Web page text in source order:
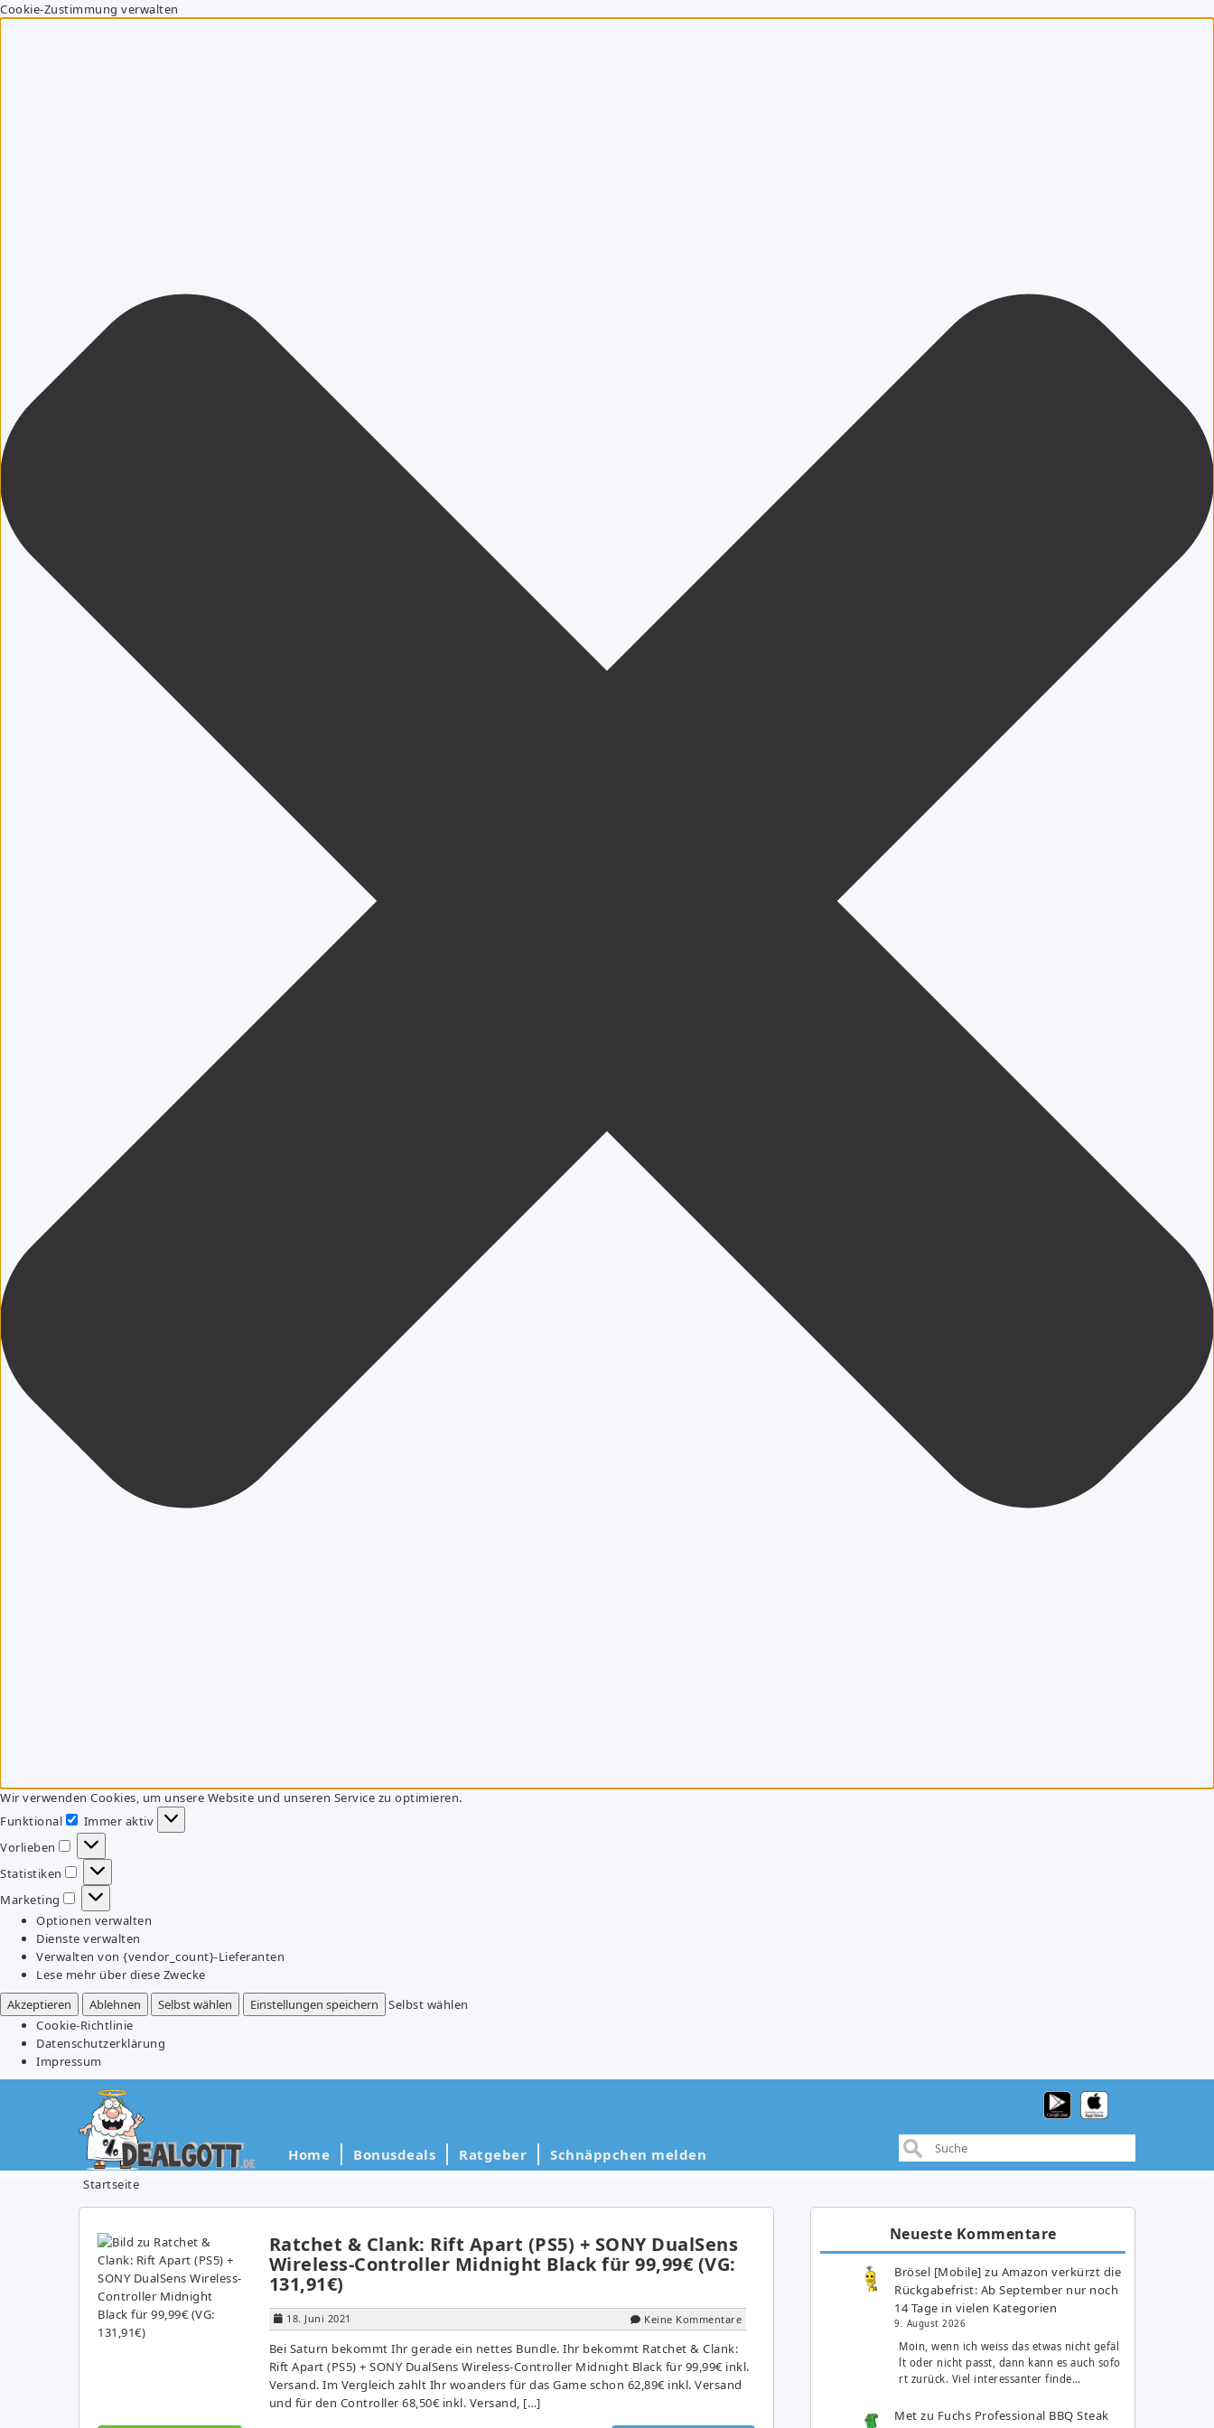
Cookie-Zustimmung verwalten
Wir verwenden Cookies, um unsere Website und unseren Service zu optimieren.
Funktional
Funktional
Immer aktiv
Vorlieben
Vorlieben
Statistiken
Statistiken
Marketing
Marketing
Optionen verwalten
Dienste verwalten
Verwalten von {vendor_count}-Lieferanten
Lese mehr über diese Zwecke
Akzeptieren
Ablehnen Selbst wählen Einstellungen speichern
Selbst wählen
Cookie-Richtlinie
Datenschutzerklärung
Impressum
Home Bonusdeals Ratgeber Schnäppchen melden
Startseite
Ratchet & Clank: Rift Apart (PS5) + SONY DualSens
Wireless-Controller Midnight Black für 99,99€ (VG:
131,91€)
18. Juni 2021 Keine Kommentare
Bei Saturn bekommt Ihr gerade ein nettes Bundle. Ihr bekommt Ratchet & Clank:
Rift Apart (PS5) + SONY DualSens Wireless-Controller Midnight Black für 99,99€ inkl.
Versand. Im Vergleich zahlt Ihr woanders für das Game schon 62,89€ inkl. Versand
und für den Controller 68,50€ inkl. Versand, […]
Neueste Kommentare
Brösel [Mobile] zu Amazon verkürzt die
Rückgabefrist: Ab September nur noch
14 Tage in vielen Kategorien
9. August 2026
Moin, wenn ich weiss das etwas nicht gefäl
lt oder nicht passt, dann kann es auch sofo
rt zurück. Viel interessanter finde…
Met zu Fuchs Professional BBQ Steak